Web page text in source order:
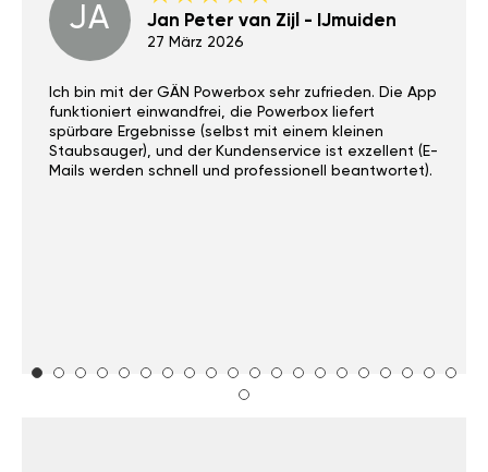
JA Jan Peter van Zijl - IJmuiden
27 März 2026
Ich bin mit der GÄN Powerbox sehr zufrieden. Die App
funktioniert einwandfrei, die Powerbox liefert
spürbare Ergebnisse (selbst mit einem kleinen
Staubsauger), und der Kundenservice ist exzellent (E-
Mails werden schnell und professionell beantwortet).